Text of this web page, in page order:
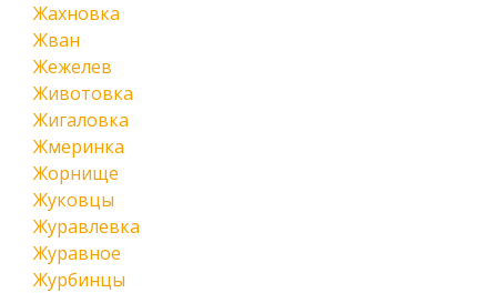
Жахновка
Жван
Жежелев
Животовка
Жигаловка
Жмеринка
Жорнище
Жуковцы
Журавлевка
Журавное
Журбинцы